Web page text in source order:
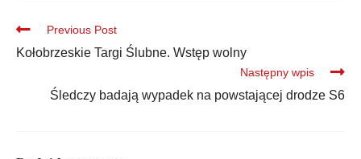
Previous Post
Kołobrzeskie Targi Ślubne. Wstęp wolny
Następny wpis
Śledczy badają wypadek na powstającej drodze S6